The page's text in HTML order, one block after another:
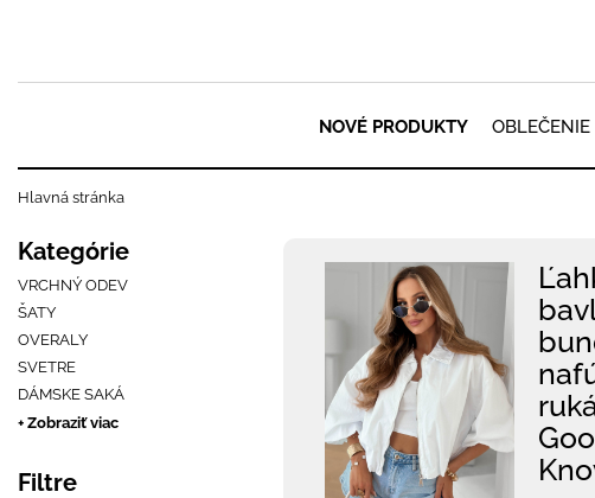
NOVÉ PRODUKTY OBLEČENIE
Hlavná stránka
Kategórie
VRCHNÝ ODEV
ŠATY
OVERALY
SVETRE
DÁMSKE SAKÁ
+ Zobraziť viac
Filtre